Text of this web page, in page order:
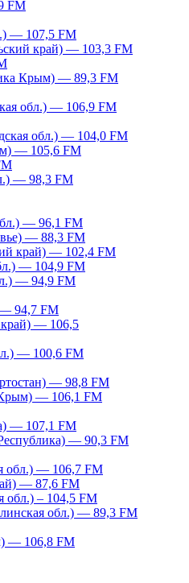
FM
— 107,5 FM
край) — 103,3 FM
Крым) — 89,3 FM
обл.) — 106,9 FM
обл.) — 104,0 FM
— 105,6 FM
— 98,3 FM
— 96,1 FM
— 88,3 FM
край) — 102,4 FM
— 104,9 FM
— 94,9 FM
— 94,7 FM
край) — 106,5
— 100,6 FM
— 98,8 FM
— 106,1 FM
— 107,1 FM
— 90,3 FM
обл.) — 106,7 FM
— 87,6 FM
обл.) – 104,5 FM
обл.) — 89,3 FM
— 106,8 FM